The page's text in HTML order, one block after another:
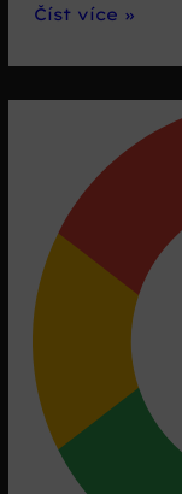
Jak
famílii?
Číst více »